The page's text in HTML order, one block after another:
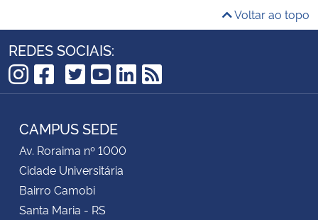
Voltar ao topo
REDES SOCIAIS:
Instagram
Facebook
TikTok
Twitter
YouTube
LinkedIn
RSS
CAMPUS SEDE
Av. Roraima nº 1000
Cidade Universitária
Bairro Camobi
Santa Maria - RS